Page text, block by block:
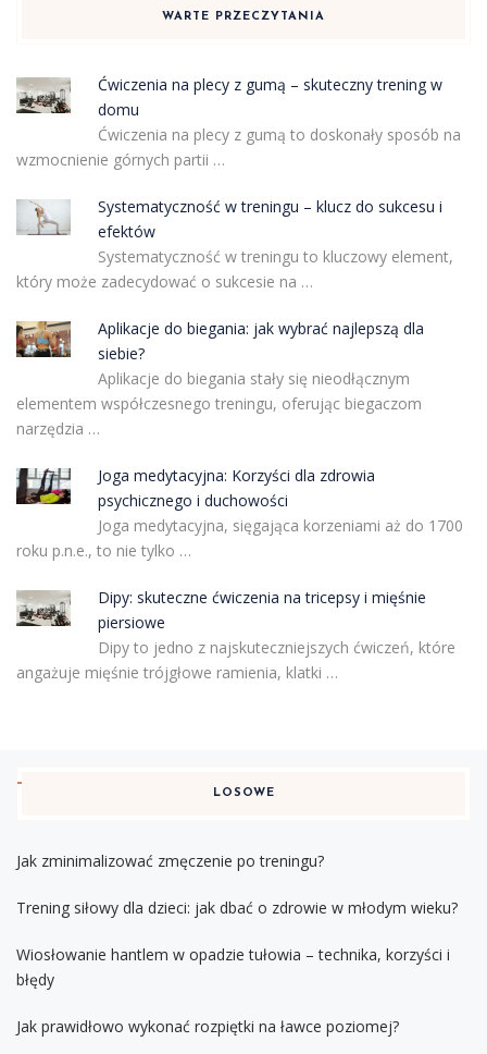
WARTE PRZECZYTANIA
Ćwiczenia na plecy z gumą – skuteczny trening w
domu
Ćwiczenia na plecy z gumą to doskonały sposób na
wzmocnienie górnych partii …
Systematyczność w treningu – klucz do sukcesu i
efektów
Systematyczność w treningu to kluczowy element,
który może zadecydować o sukcesie na …
Aplikacje do biegania: jak wybrać najlepszą dla
siebie?
Aplikacje do biegania stały się nieodłącznym
elementem współczesnego treningu, oferując biegaczom
narzędzia …
Joga medytacyjna: Korzyści dla zdrowia
psychicznego i duchowości
Joga medytacyjna, sięgająca korzeniami aż do 1700
roku p.n.e., to nie tylko …
Dipy: skuteczne ćwiczenia na tricepsy i mięśnie
piersiowe
Dipy to jedno z najskuteczniejszych ćwiczeń, które
angażuje mięśnie trójgłowe ramienia, klatki …
LOSOWE
Jak zminimalizować zmęczenie po treningu?
Trening siłowy dla dzieci: jak dbać o zdrowie w młodym wieku?
Wiosłowanie hantlem w opadzie tułowia – technika, korzyści i
błędy
Jak prawidłowo wykonać rozpiętki na ławce poziomej?